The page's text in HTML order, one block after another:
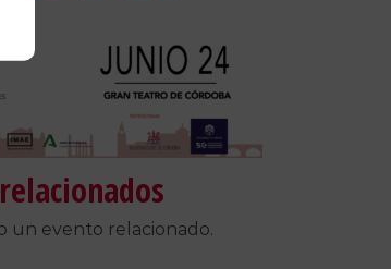
un evento relacionado.